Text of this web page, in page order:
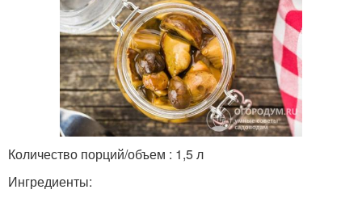
Количество порций/объем : 1,5 л
Ингредиенты: